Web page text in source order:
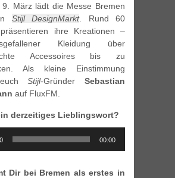
März lädt die Messe Bremen
Stijl DesignMarkt. Rund 60
ihre Kreationen –
Kleidung über
Accessoires bis zu
Als kleine Einstimmung
euchStijl-GründerSebastian
auf FluxFM.
derzeitiges Lieblingswort?
00:00
Dir bei Bremen als erstes in